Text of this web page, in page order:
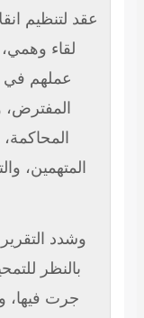
لتنظيم انقلاب
لقاء وهمي، وأن
عملهم في الفترة،
المفترض، وأن
المحاكمة، بالرغم
المتهمين، والتحريض
وشدد التقرير، الذي
بالنظر للتمحيص
جرت فيها،